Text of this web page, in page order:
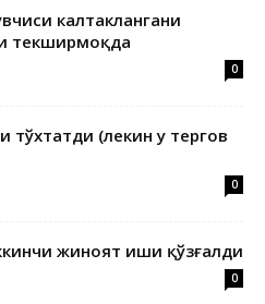
калтаклангани
текширмоқда
0
(лекин у тергов
0
жиноят иши қўзғалди
0